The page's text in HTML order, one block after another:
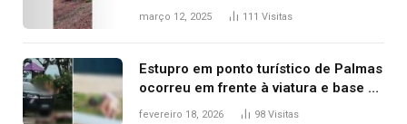
ribanceira de rodovia
março 12, 2025 111 Visitas
Estupro em ponto turístico de Palmas
ocorreu em frente à viatura e base de
segurança; polícia investiga
fevereiro 18, 2026 98 Visitas